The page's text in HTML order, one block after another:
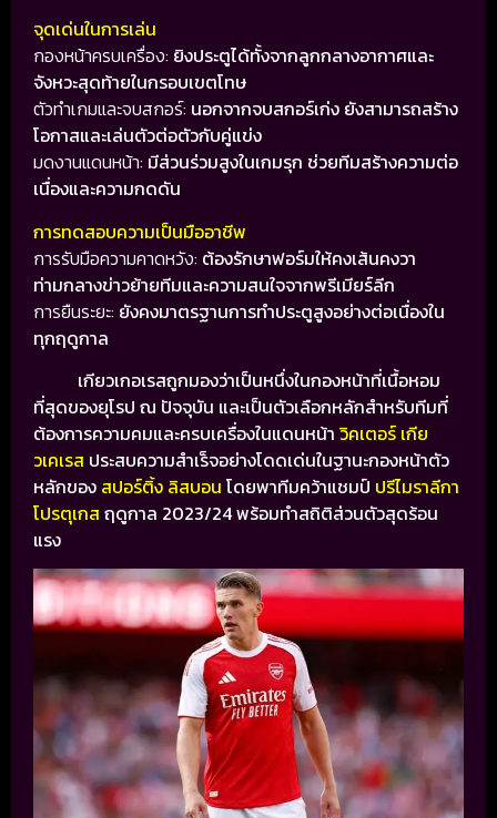
จุดเด่นในการเล่น
กองหน้าครบเครื่อง: ยิงประตูได้ทั้งจากลูกกลางอากาศและ
จังหวะสุดท้ายในกรอบเขตโทษ
ตัวทำเกมและจบสกอร์: นอกจากจบสกอร์เก่ง ยังสามารถสร้าง
โอกาสและเล่นตัวต่อตัวกับคู่แข่ง
มดงานแดนหน้า: มีส่วนร่วมสูงในเกมรุก ช่วยทีมสร้างความต่อ
เนื่องและความกดดัน
การทดสอบความเป็นมืออาชีพ
การรับมือความคาดหวัง: ต้องรักษาฟอร์มให้คงเส้นคงวา
ท่ามกลางข่าวย้ายทีมและความสนใจจากพรีเมียร์ลีก
การยืนระยะ: ยังคงมาตรฐานการทำประตูสูงอย่างต่อเนื่องใน
ทุกฤดูกาล
เกียวเกอเรสถูกมองว่าเป็นหนึ่งในกองหน้าที่เนื้อหอม
ที่สุดของยุโรป ณ ปัจจุบัน และเป็นตัวเลือกหลักสำหรับทีมที่
ต้องการความคมและครบเครื่องในแดนหน้า วิคเตอร์ เกีย
วเคเรส ประสบความสำเร็จอย่างโดดเด่นในฐานะกองหน้าตัว
หลักของ สปอร์ติ้ง ลิสบอน โดยพาทีมคว้าแชมป์ ปรีไมราลีกา
โปรตุเกส ฤดูกาล 2023/24 พร้อมทำสถิติส่วนตัวสุดร้อน
แรง